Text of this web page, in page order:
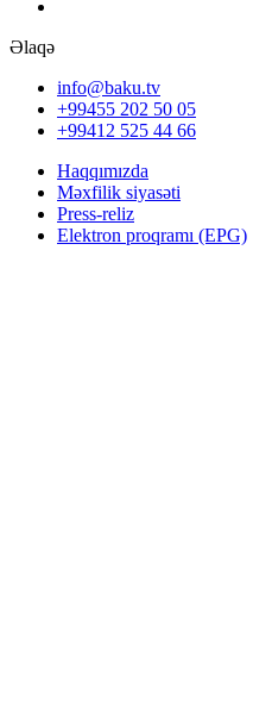
Əlaqə
info@baku.tv
+99455 202 50 05
+99412 525 44 66
Haqqımızda
Məxfilik siyasəti
Press-reliz
Elektron proqramı (EPG)